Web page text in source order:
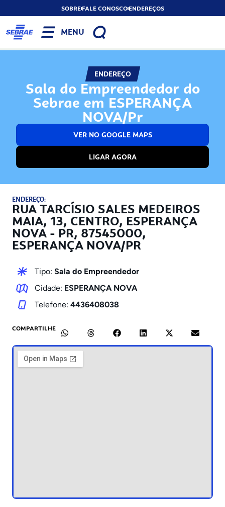
SOBREFALE CONOSCOENDEREÇOS
MENU
ENDEREÇO
Sala do Empreendedor do
Sebrae em ESPERANÇA
NOVA/Pr
VER NO GOOGLE MAPS
LIGAR AGORA
ENDEREÇO:
RUA TARCÍSIO SALES MEDEIROS
MAIA, 13, CENTRO, ESPERANÇA
NOVA - PR, 87545000,
ESPERANÇA NOVA/PR
Tipo: Sala do Empreendedor
Cidade: ESPERANÇA NOVA
Telefone: 4436408038
COMPARTILHE